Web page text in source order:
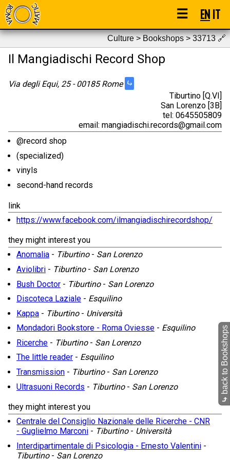
☰ ENIT
Culture > Bookshops > 33713🔗
Il Mangiadischi Record Shop
Via degli Equi, 25 - 00185 Rome ⤷
Tiburtino [Q.VI]
San Lorenzo [3B]
tel: 0645505809
email: mangiadischi.records@gmail.com
@record shop
(specialized)
vinyls
second-hand records
link
https://www.facebook.com/ilmangiadischirecordshop/
they might interest you
Anomalia - Tiburtino- San Lorenzo
Aviolibri - Tiburtino- San Lorenzo
Bush Doctor - Tiburtino- San Lorenzo
Discoteca Laziale - Esquilino
Kappa - Tiburtino- Università
Mondadori Bookstore - Roma Oviesse - Esquilino
Ricerche - Tiburtino- San Lorenzo
The little reader - Esquilino
Transmission - Tiburtino- San Lorenzo
Ultrasuoni Records - Tiburtino- San Lorenzo
they might interest you
Centrale del Consiglio Nazionale delle Ricerche - CNR
- Guglielmo Marconi - Tiburtino- Università
Interdipartimentale di Psicologia - Ernesto Valentini -
Tiburtino- San Lorenzo
⤷
back to Bookshops